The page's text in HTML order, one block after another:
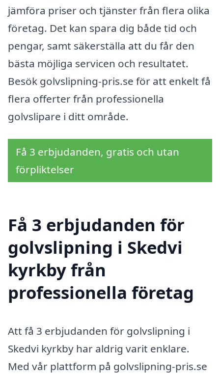
jämföra priser och tjänster från flera olika
företag. Det kan spara dig både tid och
pengar, samt säkerställa att du får den
bästa möjliga servicen och resultatet.
Besök golvslipning-pris.se för att enkelt få
flera offerter från professionella
golvslipare i ditt område.
Få 3 erbjudanden, gratis och utan
förpliktelser
Få 3 erbjudanden för
golvslipning i Skedvi
kyrkby från
professionella företag
Att få 3 erbjudanden för golvslipning i
Skedvi kyrkby har aldrig varit enklare.
Med vår plattform på golvslipning-pris.se